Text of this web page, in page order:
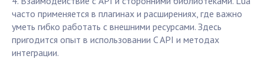
часто применяется в плагинах и расширениях, где важно
уметь гибко работать с внешними ресурсами. Здесь
пригодится опыт в использовании C API и методах
интеграции.